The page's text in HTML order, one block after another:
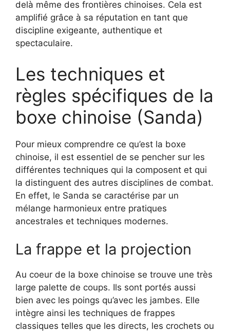
delà même des frontières chinoises. Cela est
amplifié grâce à sa réputation en tant que
discipline exigeante, authentique et
spectaculaire.
Les techniques et
règles spécifiques de la
boxe chinoise (Sanda)
Pour mieux comprendre ce qu’est la boxe
chinoise, il est essentiel de se pencher sur les
différentes techniques qui la composent et qui
la distinguent des autres disciplines de combat.
En effet, le Sanda se caractérise par un
mélange harmonieux entre pratiques
ancestrales et techniques modernes.
La frappe et la projection
Au coeur de la boxe chinoise se trouve une très
large palette de coups. Ils sont portés aussi
bien avec les poings qu’avec les jambes. Elle
intègre ainsi les techniques de frappes
classiques telles que les directs, les crochets ou